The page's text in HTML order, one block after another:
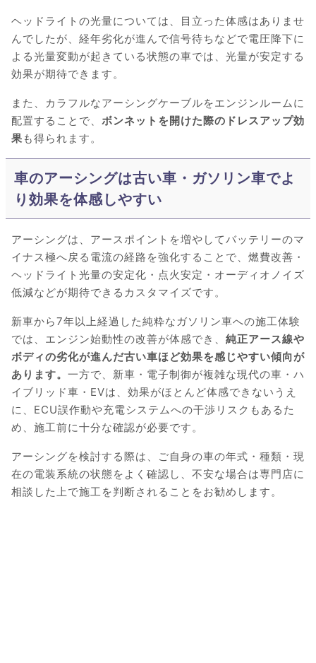
ヘッドライトの光量については、目立った体感はありませ
んでしたが、経年劣化が進んで信号待ちなどで電圧降下に
よる光量変動が起きている状態の車では、光量が安定する
効果が期待できます。
また、カラフルなアーシングケーブルをエンジンルームに
配置することで、 ボンネットを開けた際のドレスアップ効
果 も得られます。
車のアーシングは古い車・ガソリン車でよ
り効果を体感しやすい
アーシングは、アースポイントを増やしてバッテリーのマ
イナス極へ戻る電流の経路を強化することで、燃費改善・
ヘッドライト光量の安定化・点火安定・オーディオノイズ
低減などが期待できるカスタマイズです。
新車から7年以上経過した純粋なガソリン車への施工体験
では、エンジン始動性の改善が体感でき、 純正アース線や
ボディの劣化が進んだ古い車ほど効果を感じやすい傾向が
あります。 一方で、新車・電子制御が複雑な現代の車・ハ
イブリッド車・EVは、効果がほとんど体感できないうえ
に、ECU誤作動や充電システムへの干渉リスクもあるた
め、施工前に十分な確認が必要です。
アーシングを検討する際は、ご自身の車の年式・種類・現
在の電装系統の状態をよく確認し、不安な場合は専門店に
相談した上で施工を判断されることをお勧めします。